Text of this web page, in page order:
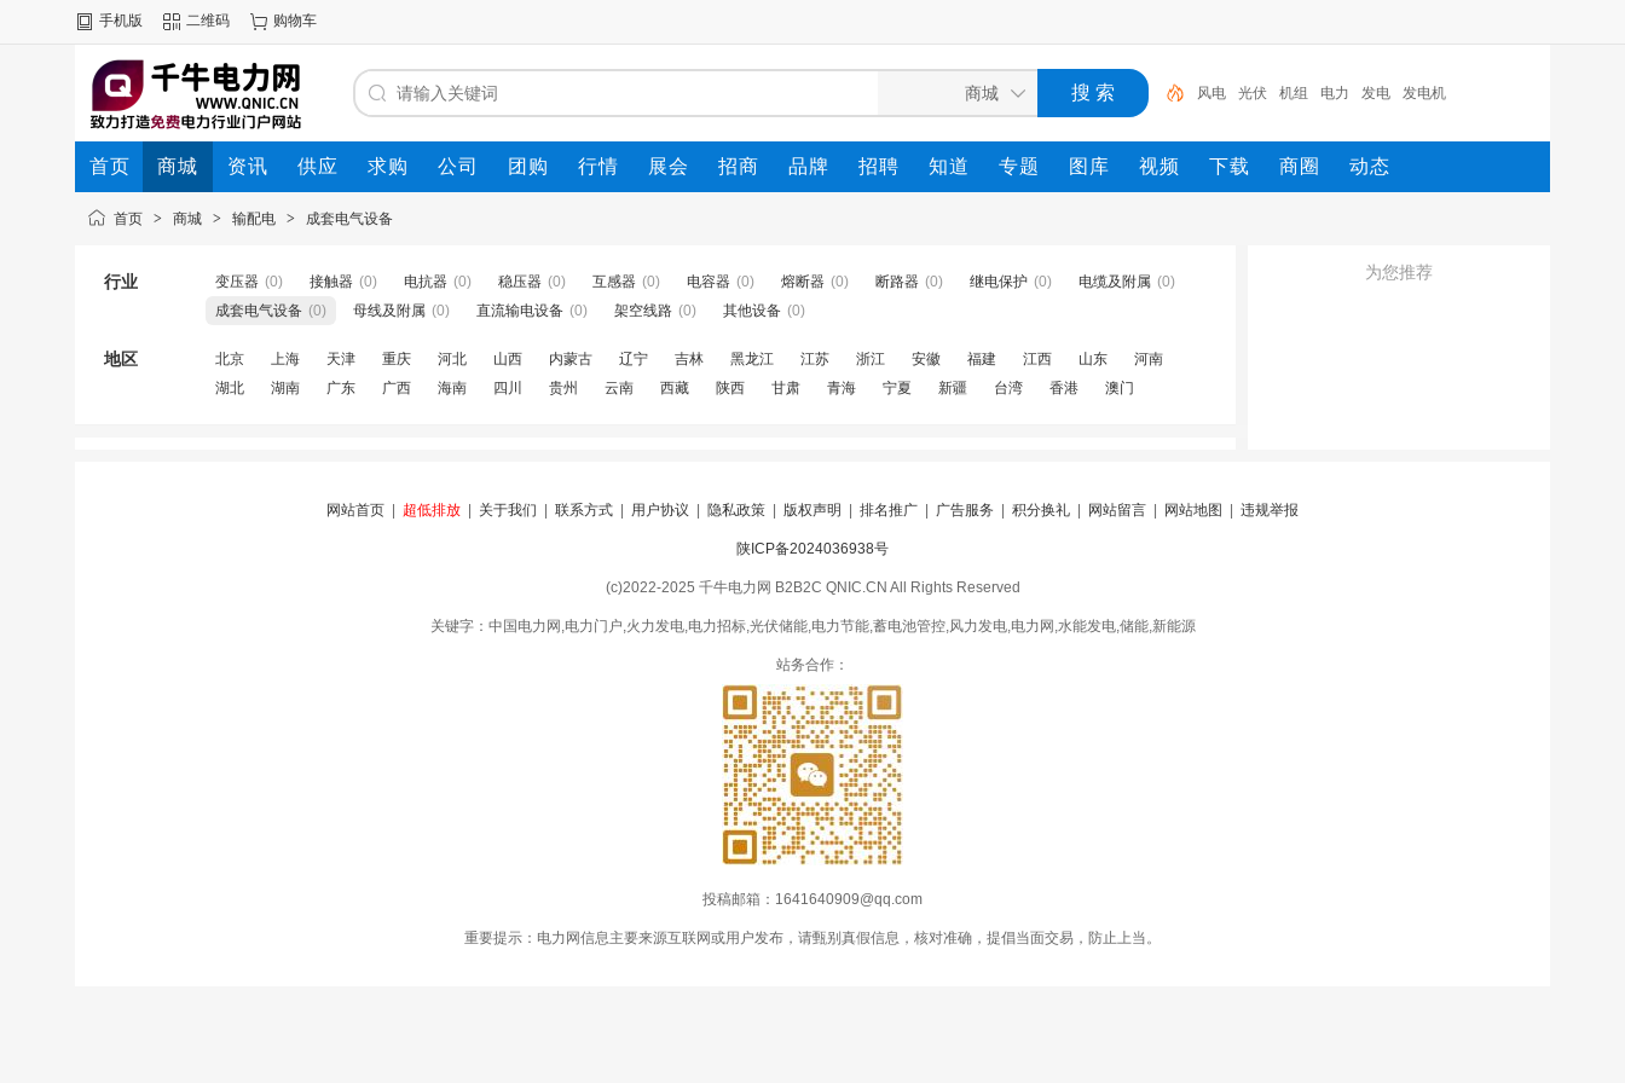
手机版 二维码 购物车
风电 光伏 机组 电力 发电 发电机
首页 商城 资讯 供应 求购 公司 团购 行情 展会 招商 品牌 招聘 知道 专题 图库 视频 下载 商圈 动态
首页 > 商城 > 输配电 > 成套电气设备
行业 变压器 (0) 接触器 (0) 电抗器 (0) 稳压器 (0) 互感器 (0) 电容器 (0) 熔断器 (0) 断路器 (0) 继电保护 (0) 电缆及附属 (0)
成套电气设备 (0) 母线及附属 (0) 直流输电设备 (0) 架空线路 (0) 其他设备 (0)
地区 北京 上海 天津 重庆 河北 山西 内蒙古 辽宁 吉林 黑龙江 江苏 浙江 安徽 福建 江西 山东
河南
湖北
湖南 广东 广西 海南 四川 贵州 云南 西藏 陕西 甘肃 青海 宁夏 新疆 台湾 香港 澳门
为您推荐
网站首页 超低排放 关于我们 联系方式 用户协议 隐私政策 版权声明 排名推广 广告服务 积分换礼 网站留言 网站地图 违规举报
陕ICP备2024036938号
(c)2022-2025 千牛电力网 B2B2C QNIC.CN All Rights Reserved
关键字：中国电力网,电力门户,火力发电,电力招标,光伏储能,电力节能,蓄电池管控,风力发电,电力网,水能发电,储能,新能源
站务合作：
投稿邮箱：1641640909@qq.com
重要提示：电力网信息主要来源互联网或用户发布，请甄别真假信息，核对准确，提倡当面交易，防止上当。